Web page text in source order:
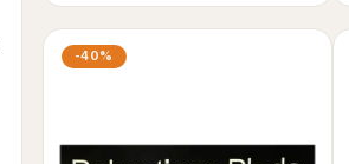
BLACKSEED OLIE YAFFA 100 ML
FRA PALÆSTINA
-40%